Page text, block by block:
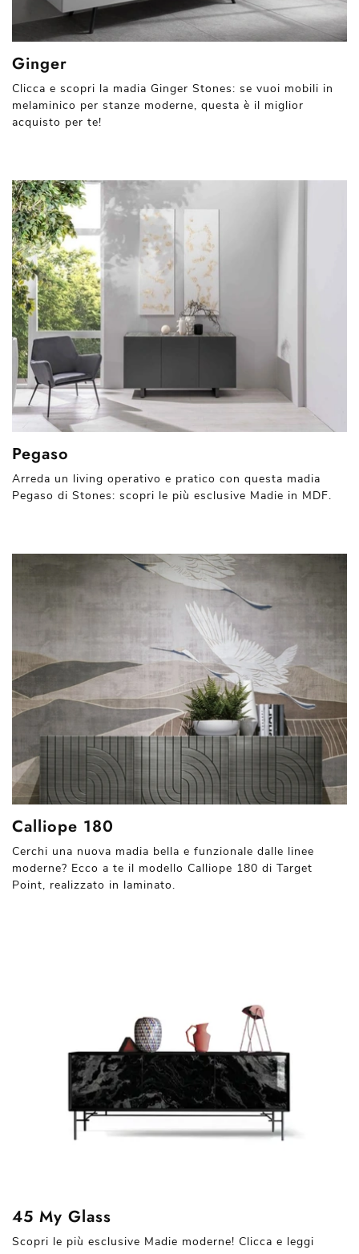
Ginger
Clicca e scopri la madia Ginger Stones: se vuoi mobili in
melaminico per stanze moderne, questa è il miglior
acquisto per te!
Pegaso
Arreda un living operativo e pratico con questa madia
Pegaso di Stones: scopri le più esclusive Madie in MDF.
Calliope 180
Cerchi una nuova madia bella e funzionale dalle linee
moderne? Ecco a te il modello Calliope 180 di Target
Point, realizzato in laminato.
45 My Glass
Scopri le più esclusive Madie moderne! Clicca e leggi